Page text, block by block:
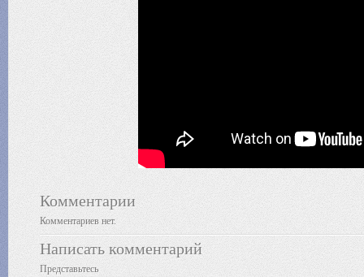
Комментарии
Комментариев нет.
Написать комментарий
Представьтесь